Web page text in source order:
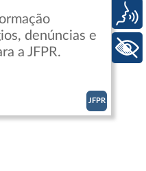
denúncias e
a JFPR.
JFPR
+ Acessibilidade